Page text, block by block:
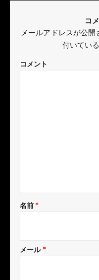
コ
メールアドレスが公開
付いてい
コメント
名前 *
メール *